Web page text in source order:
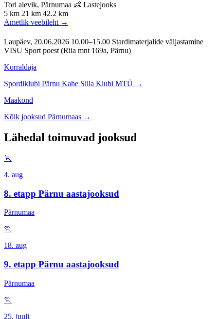
Tori alevik, Pärnumaa 👶 Lastejooks
5 km 21 km 42.2 km
Ametlik veebileht →
Laupäev, 20.06.2026 10.00–15.00 Stardimaterjalide väljastamine
VISU Sport poest (Riia mnt 169a, Pärnu)
Korraldaja
Spordiklubi Pärnu Kahe Silla Klubi MTÜ →
Maakond
Kõik jooksud Pärnumaas →
Lähedal toimuvad jooksud
🏃
4. aug
8. etapp Pärnu aastajooksud
Pärnumaa
🏃
18. aug
9. etapp Pärnu aastajooksud
Pärnumaa
🏃
25. juuli